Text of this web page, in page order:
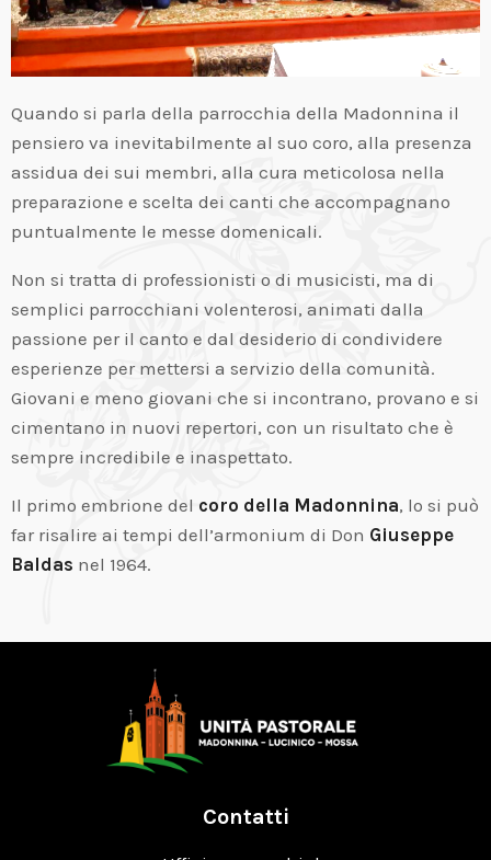
Quando si parla della parrocchia della Madonnina il
pensiero va inevitabilmente al suo coro, alla presenza
assidua dei sui membri, alla cura meticolosa nella
preparazione e scelta dei canti che accompagnano
puntualmente le messe domenicali.
Non si tratta di professionisti o di musicisti, ma di
semplici parrocchiani volenterosi, animati dalla
passione per il canto e dal desiderio di condividere
esperienze per mettersi a servizio della comunità.
Giovani e meno giovani che si incontrano, provano e si
cimentano in nuovi repertori, con un risultato che è
sempre incredibile e inaspettato.
Il primo embrione del coro della Madonnina, lo si può
far risalire ai tempi dell’armonium di Don Giuseppe
Baldas nel 1964.
Contatti